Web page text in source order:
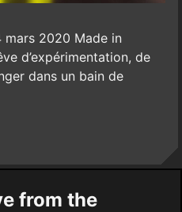
mars 2020 Made in
d’expérimentation, de
dans un bain de
from the